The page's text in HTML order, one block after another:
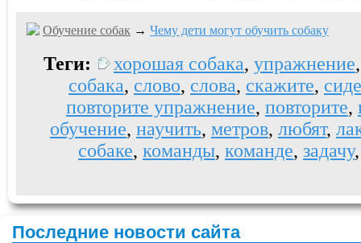
Обучение собак → Чему дети могут обучить собаку
Теги: хорошая собака, упражнение
собака, слово, слова, скажите,
повторите упражнение, повторите,
обучение, научить, метров, любят,
собаке, команды, команде, задачу
Последние новости сайта